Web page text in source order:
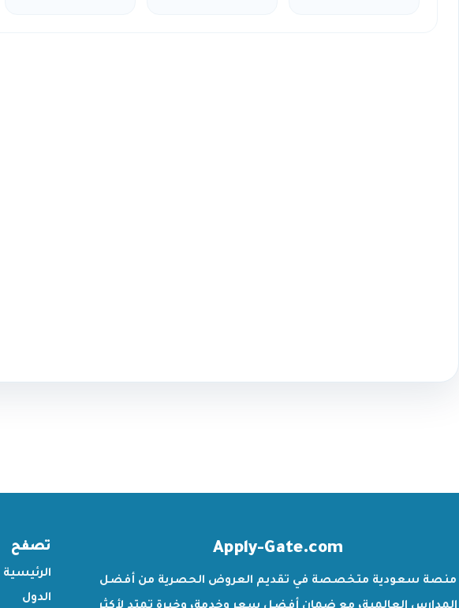
Apply-Gate.com
منصة سعودية متخصصة في تقديم العروض الحصرية من أفضل
تصفح
الرئيسية
الدول